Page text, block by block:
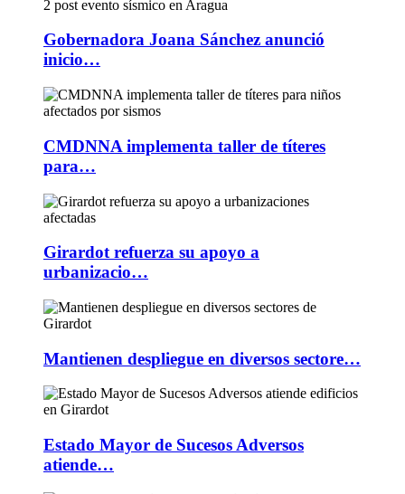
Gobernadora Joana Sánchez anunció
inicio…
CMDNNA implementa taller de títeres
para…
Girardot refuerza su apoyo a
urbanizacio…
Mantienen despliegue en diversos sectore…
Estado Mayor de Sucesos Adversos
atiende…